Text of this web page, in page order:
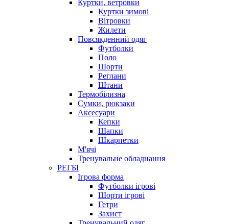
Куртки, ветровки
Куртки зимові
Вітровки
Жилети
Повсякденний одяг
Футболки
Поло
Шорти
Реглани
Штани
Термобілизна
Сумки, рюкзаки
Аксесуари
Кепки
Шапки
Шкарпетки
М'ячі
Тренувальне обладнання
РЕГБІ
Ігрова форма
Футболки ігрові
Шорти ігрові
Гетри
Захист